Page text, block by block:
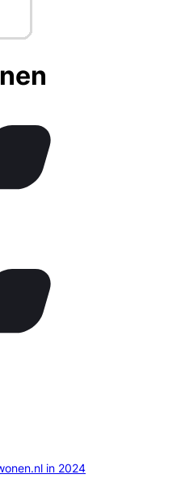
in 2024